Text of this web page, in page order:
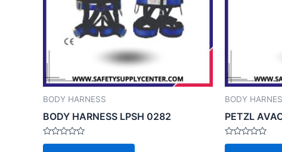
BODY HARNESS
BODY HARNESS LPSH 0282
Rated
BODY
PETZL
Rated